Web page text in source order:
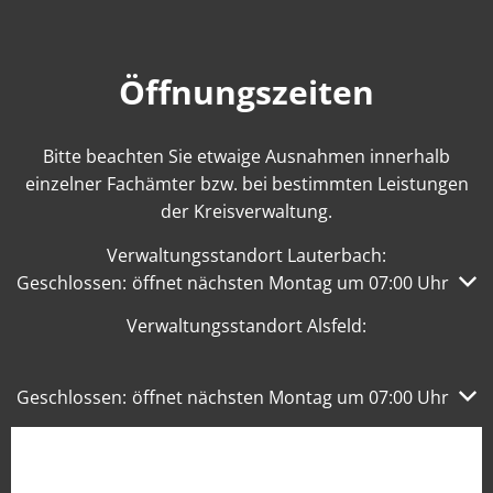
Öffnungszeiten
Bitte beachten Sie etwaige Ausnahmen innerhalb
einzelner Fachämter bzw. bei bestimmten Leistungen
der Kreisverwaltung.
Verwaltungsstandort Lauterbach:
Klicken, um weitere Öffnungs- oder Schließzeiten
Geschlossen: öffnet nächsten Montag um 07:00 Uhr
Verwaltungsstandort Alsfeld:
Klicken, um weitere Öffnungs- oder Schließzeiten
Geschlossen: öffnet nächsten Montag um 07:00 Uhr